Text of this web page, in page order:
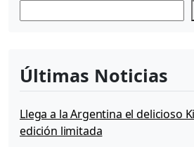
Últimas Noticias
Llega a la Argentina el delicioso
edición limitada